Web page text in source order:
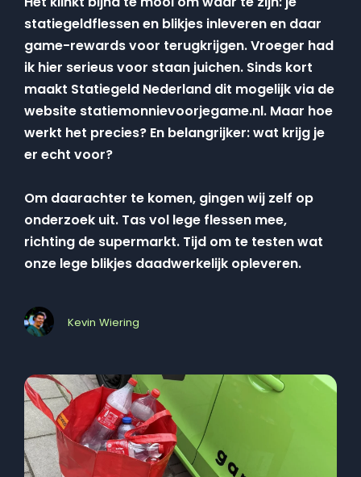
statiegeldflessen en blikjes inleveren en daar
game-rewards voor terugkrijgen. Vroeger had
ik hier serieus voor staan juichen. Sinds kort
maakt Statiegeld Nederland dit mogelijk via de
website statiemonnievoorjegame.nl. Maar hoe
werkt het precies? En belangrijker: wat krijg je
er echt voor?
Om daarachter te komen, gingen wij zelf op
onderzoek uit. Tas vol lege flessen mee,
richting de supermarkt. Tijd om te testen wat
onze lege blikjes daadwerkelijk opleveren.
Kevin Wiering